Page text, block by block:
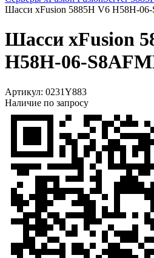
Шасси xFusion 5885H V6 H58H-
Шасси xFusion
H58H-06-
Артикул: 0231Y883
Наличие по запросу